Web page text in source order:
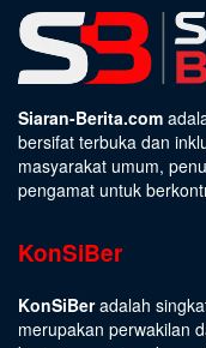
Siaran-Berita.com
bersifat terbuka dan
masyarakat umum,
pengamat untuk
KonSiBer
KonSiBeradalah
merupakan perwakilan